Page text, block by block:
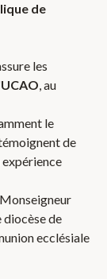
de
les
, au
le
de
diocèse de
ecclésiale